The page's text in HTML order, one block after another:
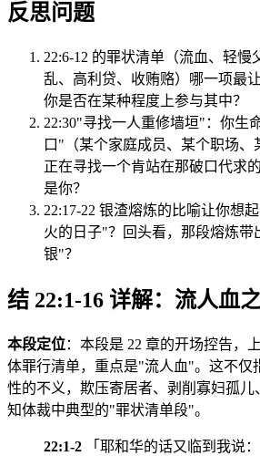
反思问题
22:6-12 的罪状清单（流血、轻
乱、高利贷、收贿赂）哪一项最
你是否在某种程度上参与其中？
22:30"寻找一人重修墙垣"：你生
口"（某个家庭成员、某个职场、
正在寻找一个肯站在那破口代求
是你？
22:17-22 银渣熔炼的比喻让你想
火的日子"？回头看，那段熔炼带
银"？
结 22:1-16 详解：流人血
本段定位：本段是 22 章的开场控告，
体罪行清单，重点是"流人血"。这不仅
性的不义，欺压寄居者、剥削寡妇孤
知体裁中典型的"罪状清单段"。
22:1-2 「耶和华的话又临到我说